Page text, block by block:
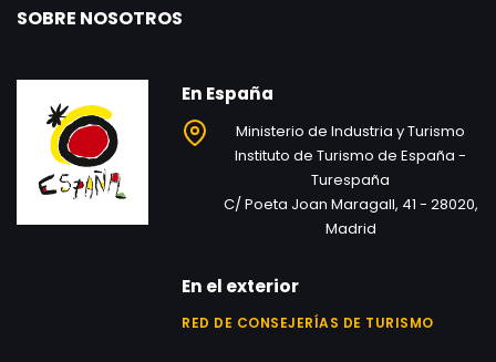
SOBRE NOSOTROS
En España
Ministerio de Industria y Turismo
Instituto de Turismo de España -
Turespaña
C/ Poeta Joan Maragall, 41 - 28020,
Madrid
En el exterior
RED DE CONSEJERÍAS DE TURISMO